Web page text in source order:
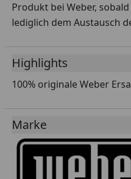
Produkt bei Weber,
lediglich dem Austausch
Highlights
100% originale Weber
Marke